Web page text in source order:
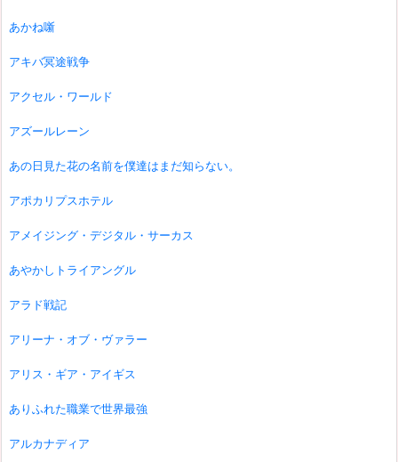
あかね噺
アキバ冥途戦争
アクセル・ワールド
アズールレーン
あの日見た花の名前を僕達はまだ知らない。
アポカリプスホテル
アメイジング・デジタル・サーカス
あやかしトライアングル
アラド戦記
アリーナ・オブ・ヴァラー
アリス・ギア・アイギス
ありふれた職業で世界最強
アルカナディア